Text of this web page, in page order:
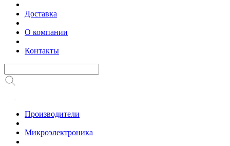
Доставка
О компании
Контакты
Производители
Микроэлектроника